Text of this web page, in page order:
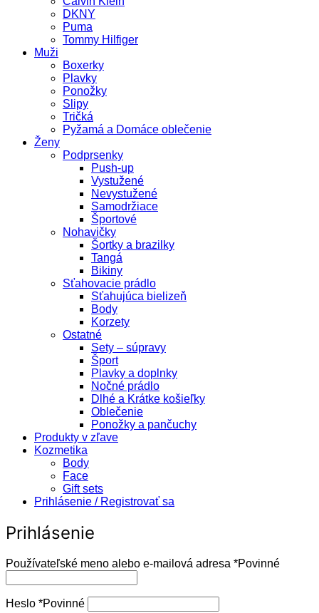
DKNY
Puma
Tommy Hilfiger
Muži
Boxerky
Plavky
Ponožky
Slipy
Tričká
Pyžamá a Domáce oblečenie
Ženy
Podprsenky
Push-up
Vystužené
Nevystužené
Samodržiace
Športové
Nohavičky
Šortky a brazilky
Tangá
Bikiny
Sťahovacie prádlo
Sťahujúca bielizeň
Body
Korzety
Ostatné
Sety – súpravy
Šport
Plavky a doplnky
Nočné prádlo
Dlhé a Krátke košieľky
Oblečenie
Ponožky a pančuchy
Produkty v zľave
Kozmetika
Body
Face
Gift sets
Prihlásenie / Registrovať sa
Prihlásenie
Používateľské meno alebo e-mailová adresa *Povinné
Heslo *Povinné